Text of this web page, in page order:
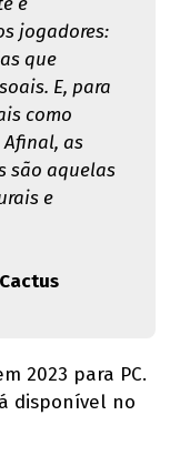
jogadores:
que
E, para
como
as
são aquelas
e
2023 para PC.
disponível no